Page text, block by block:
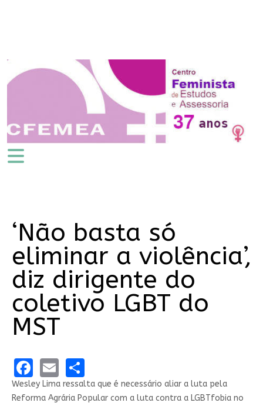
‘Não basta só
eliminar a violência’,
diz dirigente do
coletivo LGBT do
MST
Facebook
EmailShare
Wesley Lima ressalta que é necessário aliar a luta pela
Reforma Agrária Popular com a luta contra a LGBTfobia no